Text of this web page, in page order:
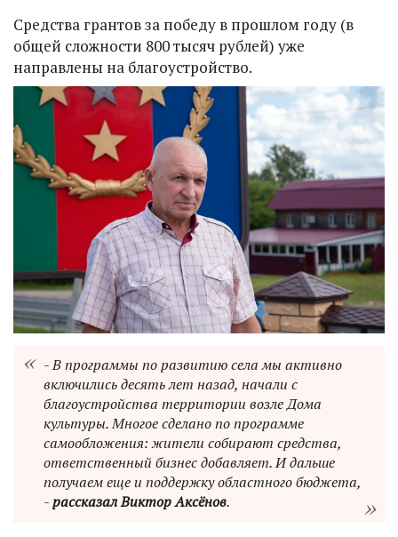
Средства грантов за победу в прошлом году (в
общей сложности 800 тысяч рублей) уже
направлены на благоустройство.
- В программы по развитию села мы активно
включились десять лет назад, начали с
благоустройства территории возле Дома
культуры. Многое сделано по программе
самообложения: жители собирают средства,
ответственный бизнес добавляет. И дальше
получаем еще и поддержку областного бюджета,
-рассказал Виктор Аксёнов.